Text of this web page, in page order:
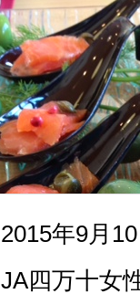
2015年9月
JA四万十女